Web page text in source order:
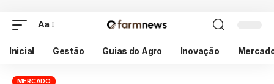
Aa
Inicial Gestão Guias do Agro Inovação
MERCADO